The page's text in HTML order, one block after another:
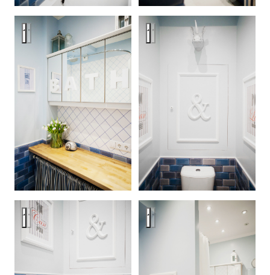
Letters, robots and frogs Letters, robots and frogs
Letters, robots and frogs Letters, robots and frogs